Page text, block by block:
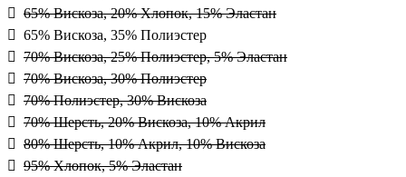
65% Вискоза, 20% Хлопок, 15% Эластан
65% Вискоза, 35% Полиэстер
70% Вискоза, 25% Полиэстер, 5% Эластан
70% Вискоза, 30% Полиэстер
70% Полиэстер, 30% Вискоза
70% Шерсть, 20% Вискоза, 10% Акрил
80% Шерсть, 10% Акрил, 10% Вискоза
95% Хлопок, 5% Эластан